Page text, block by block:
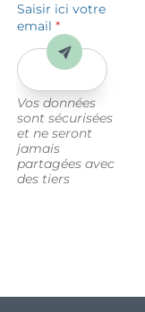
Saisir ici votre
email*
Vos données
sont sécurisées
et ne seront
jamais
partagées avec
des tiers
Envoyer